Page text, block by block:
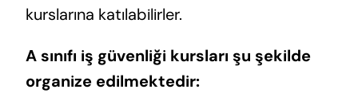
kurslarına katılabilirler.
A sınıfı iş güvenliği kursları şu şekilde
organize edilmektedir: